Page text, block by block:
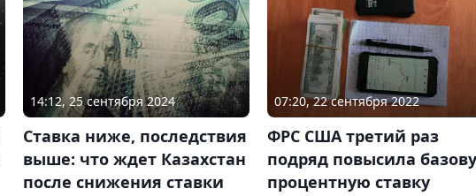
14:12, 25 сентября 2024
Ставка ниже, последствия
выше: что ждет Казахстан
после снижения ставки
07:20, 22 сентября 2022
ФРС США третий раз
подряд повысила
процентную ставку